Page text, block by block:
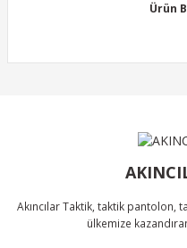
Görüş ve önerileriniz için
Ürün fiyatı diğer sitelerden
Bu ürüne benzer farklı
Ürün
Ürün
Akıncılar Taktik, taktik
ülkemize